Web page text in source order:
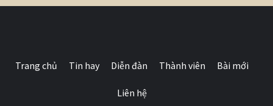
Trang chủ Tin hay Diễn đàn Thành viên Bài mới
Liên hệ